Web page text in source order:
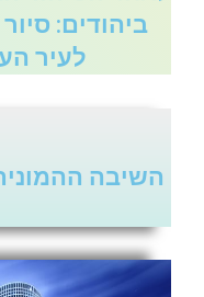
ביהודים:
לעיר
השיבה